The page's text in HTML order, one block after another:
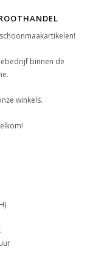
binnen de
winkels.